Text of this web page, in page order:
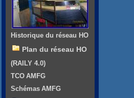
Historique du réseau HO
Plan du réseau HO
(RAILY 4.0)
TCO AMFG
Schémas AMFG